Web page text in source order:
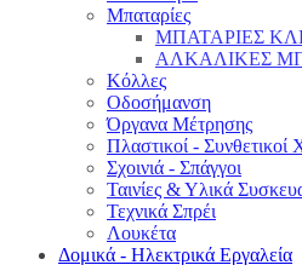
Μπαταρίες
ΜΠΑΤΑΡΙΕΣ
ΑΛΚΑΛΙΚΕΣ
Κόλλες
Οδοσήμανση
Όργανα Μέτρησης
Πλαστικοί - Συνθετικοί
Σχοινιά - Σπάγγοι
Ταινίες & Υλικά
Τεχνικά Σπρέι
Λουκέτα
Δομικά - Ηλεκτρικά Εργαλεία